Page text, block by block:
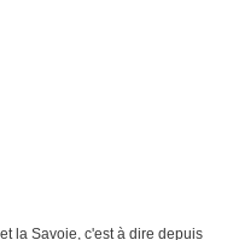
la Savoie, c'est à dire depuis